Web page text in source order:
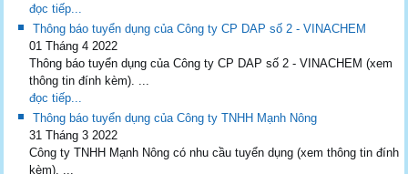
đọc tiếp...
Thông báo tuyển dụng của Công ty CP DAP số 2 - VINACHEM
01 Tháng 4 2022
Thông báo tuyển dụng của Công ty CP DAP số 2 - VINACHEM (xem
thông tin đính kèm). ...
đọc tiếp...
Thông báo tuyển dụng của Công ty TNHH Mạnh Nông
31 Tháng 3 2022
Công ty TNHH Mạnh Nông có nhu cầu tuyển dụng (xem thông tin đính
kèm). ...